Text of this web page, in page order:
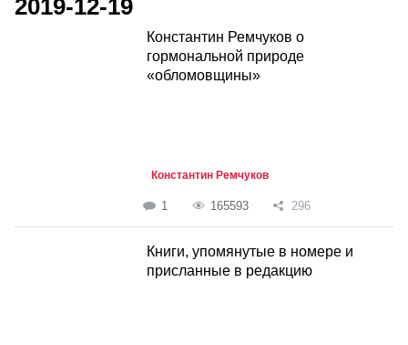
2019-12-19
Константин Ремчуков о
гормональной природе
«обломовщины»
Константин Ремчуков
1 165593 296
Книги, упомянутые в номере и
присланные в редакцию